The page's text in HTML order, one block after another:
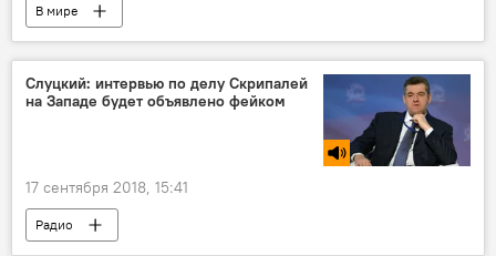
В мире
Слуцкий: интервью по делу Скрипалей
на Западе будет объявлено фейком
17 сентября 2018, 15:41
Радио